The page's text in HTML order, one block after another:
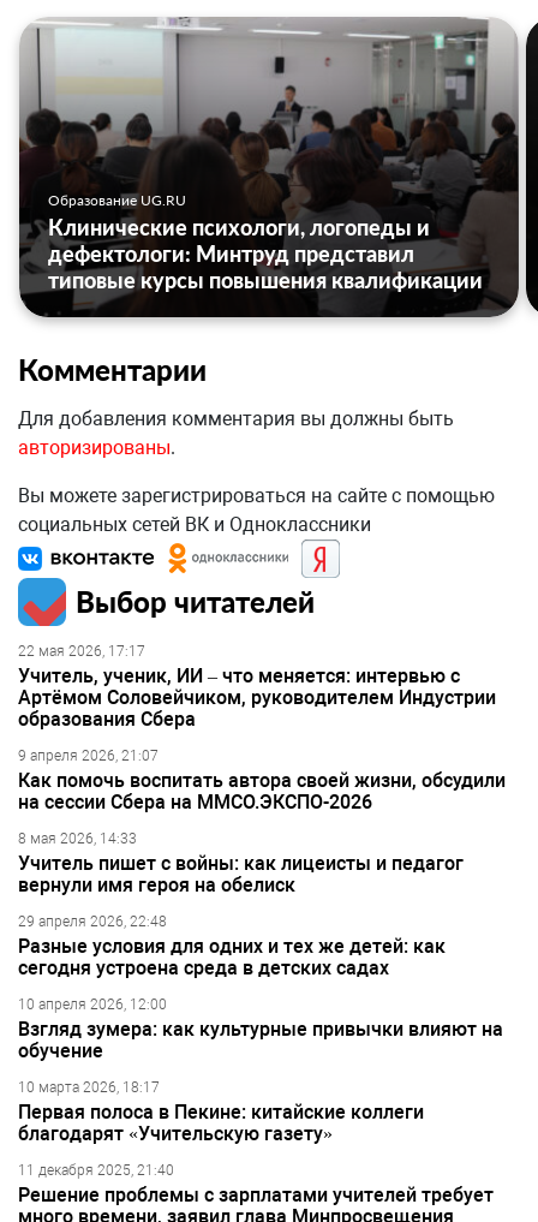
Образование UG.RU
Клинические психологи, логопеды и
дефектологи: Минтруд представил
типовые курсы повышения квалификации
Комментарии
Для добавления комментария вы должны быть
авторизированы.
Вы можете зарегистрироваться на сайте с помощью
социальных сетей ВК и Одноклассники
Выбор читателей
22 мая 2026, 17:17
Учитель, ученик, ИИ – что меняется: интервью с
Артёмом Соловейчиком, руководителем Индустрии
образования Сбера
9 апреля 2026, 21:07
Как помочь воспитать автора своей жизни, обсудили
на сессии Сбера на ММСО.ЭКСПО-2026
8 мая 2026, 14:33
Учитель пишет с войны: как лицеисты и педагог
вернули имя героя на обелиск
29 апреля 2026, 22:48
Разные условия для одних и тех же детей: как
сегодня устроена среда в детских садах
10 апреля 2026, 12:00
Взгляд зумера: как культурные привычки влияют на
обучение
10 марта 2026, 18:17
Первая полоса в Пекине: китайские коллеги
благодарят «Учительскую газету»
11 декабря 2025, 21:40
Решение проблемы с зарплатами учителей требует
много времени, заявил глава Минпросвещения